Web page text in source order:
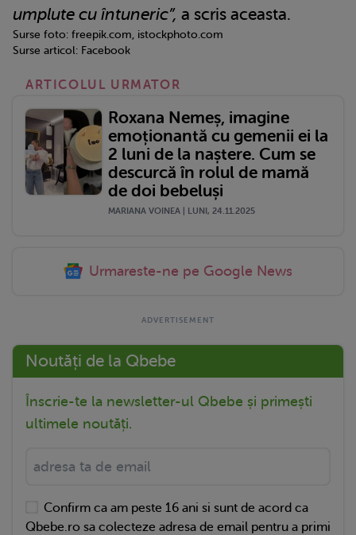
umplute cu întuneric”, a scris aceasta.
Surse foto: freepik.com, istockphoto.com
Surse articol: Facebook
ARTICOLUL URMATOR
Roxana Nemeș, imagine
emoționantă cu gemenii ei la
2 luni de la naștere. Cum se
descurcă în rolul de mamă
de doi bebeluși
MARIANA VOINEA | LUNI, 24.11.2025
Urmareste-ne pe Google News
Noutăți de la Qbebe
Înscrie-te la newsletter-ul Qbebe și primești
ultimele noutăți.
Confirm ca am peste 16 ani si sunt de acord ca
Qbebe.ro sa colecteze adresa de email pentru a primi